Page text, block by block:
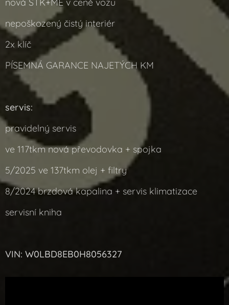
nepoškozený čistý interiér
2x klíč
PÍSEMNÁ GARANCE NAJETÝCH KM
servis:
pravidelný servis
ve 117tkm nová převodovka + spojka
5/2025 ve 137tkm olej + filtry
8/2024 brzdová kapalina + servis klimatizace
servisní kniha
VIN: W0LBD8EB0H8056327